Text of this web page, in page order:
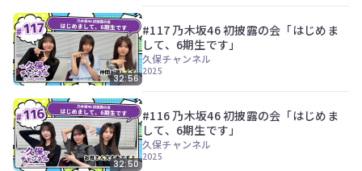
32:56
#117 乃木坂46 初披露の会「はじめま
して、6期生です」
久保チャンネル
2025
32:50
#116 乃木坂46 初披露の会「はじめま
して、6期生です」
久保チャンネル
2025